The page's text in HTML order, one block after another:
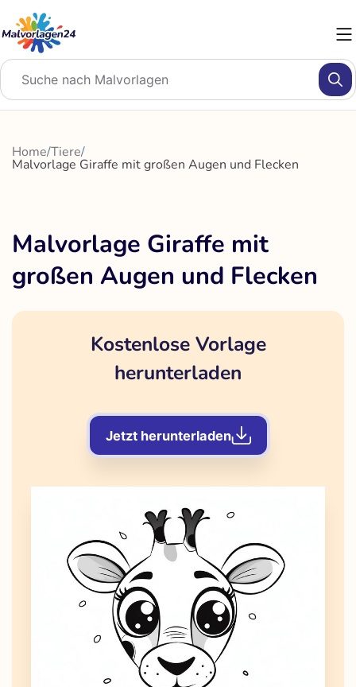
Inhalt
springen
Home/Tiere/
Malvorlage Giraffe mit großen Augen und Flecken
Malvorlage Giraffe mit
großen Augen und Flecken
Kostenlose Vorlage
herunterladen
Jetzt herunterladen